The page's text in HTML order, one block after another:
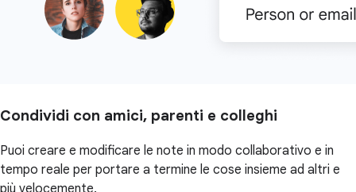
Condividi con amici, parenti e colleghi
Puoi creare e modificare le note in modo collaborativo e in
tempo reale per portare a termine le cose insieme ad altri e